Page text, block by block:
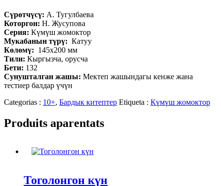
Сүрөтчүсү: А. Тугулбаева
Которгон: Н. Жусупова
Серия: Күмүш жомоктор
Мукабанын түрү: Катуу
Көлөмү: 145х200 мм
Тили: Кыргызча, орусча
Бети: 132
Сунушталган жашы: Мектеп жашындагы кенже жана
тестиер балдар үчүн
Categorias : 10+, Бардык китептер Etiqueta : Күмүш жомоктор
Produits aparentats
Тоголонгон күн